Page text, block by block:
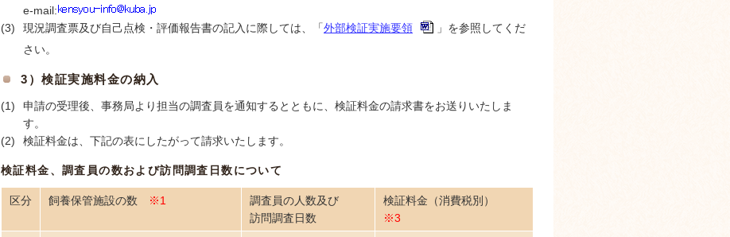
e-mail:
(3)
現況調査票及び自己点検・評価報告書の記入に際しては、「外部検証実施要領
」を参照してくだ
さい。
3）検証実施料金の納入
(1)
申請の受理後、事務局より担当の調査員を通知するとともに、検証料金の請求書をお送りいたしま
す。
(2)
検証料金は、下記の表にしたがって請求いたします。
検証料金、調査員の数および訪問調査日数について
区分 飼養保管施設の数 ※1
調査員の人数及び
訪問調査日数
検証料金（消費税別）
※3